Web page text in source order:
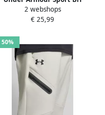
Soutien-Gorge Sans Couture
Ua Vanish
2 webshops
€ 25,99
50%